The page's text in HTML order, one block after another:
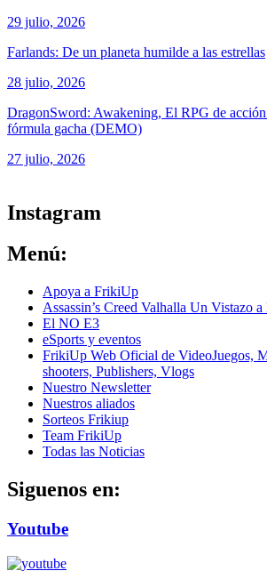
29 julio, 2026
Farlands: De un planeta humilde a las estrellas
28 julio, 2026
DragonSword: Awakening, El RPG de acción
fórmula gacha (DEMO)
27 julio, 2026
Instagram
Menú:
Apoya a FrikiUp
Assassin’s Creed Valhalla Un Vistazo
El NO E3
eSports y eventos
FrikiUp Web Oficial de VideoJuegos,
shooters, Publishers, Vlogs
Nuestro Newsletter
Nuestros aliados
Sorteos Frikiup
Team FrikiUp
Todas las Noticias
Siguenos en:
Youtube